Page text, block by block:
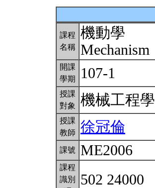
課程
名稱
機動學
Mechanism
開課
學期
107-1
授課
對象
機械工程
授課
教師
徐冠倫
課號 ME2006
課程
識別
502 24000